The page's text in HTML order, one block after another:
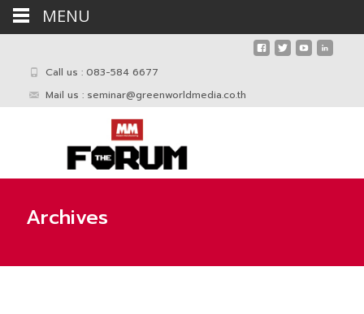
Call us : 083-584 6677
Mail us : seminar@greenworldmedia.co.th
Archives
MENU